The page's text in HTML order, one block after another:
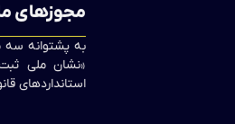
مجوزهای
به پشتوانه سه
«نشان ملی ثبت
استانداردهای